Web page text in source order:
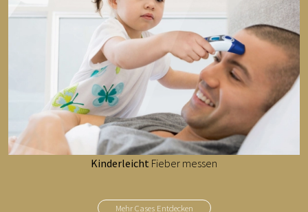
Kinderleicht Fieber messen
Mehr Cases Entdecken